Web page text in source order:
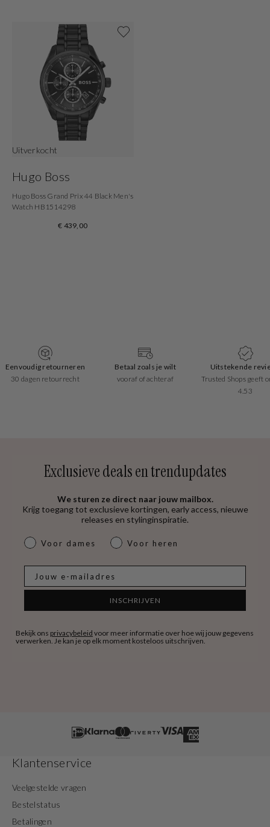
Uitverkocht
Hugo Boss
Hugo Boss Grand Prix 44 Black Men's
Watch HB1514298
€ 439,00
Betaal zoals je wilt
vooraf of achteraf
Uitstekende reviews
Trusted Shops geeft ons een
Snelle levering
1-2 werkdagen
Exclusieve deals en trendupdates
We sturen ze direct naar jouw mailbox.
Krijg toegang tot exclusieve kortingen, early access, nieuwe
releases en stylinginspiratie.
dames & heren
Voor dames Voor heren
INSCHRIJVEN
Bekijk ons privacybeleid voor meer informatie over hoe wij jouw gegevens
verwerken. Je kan je op elk moment kosteloos uitschrijven.
Klantenservice
Veelgestelde vragen
Bestelstatus
Betalingen